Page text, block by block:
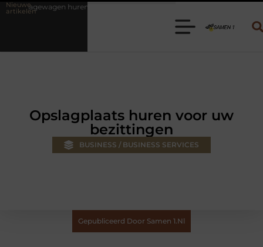
Nieuwe
artikelen
Kies de juiste aanhanger voor jouw klus
Opslagplaats huren voor uw
bezittingen
BUSINESS / BUSINESS SERVICES
Gepubliceerd Door Samen 1.nl